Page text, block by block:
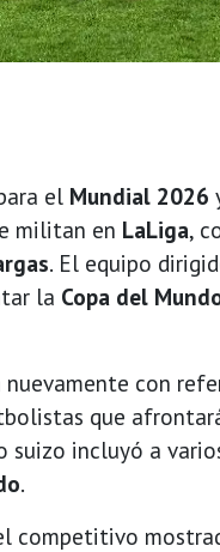
el Mundial 2026
militan en LaLiga,
. El equipo
la Copa del
con
que
suizo incluyó a
.
competitivo